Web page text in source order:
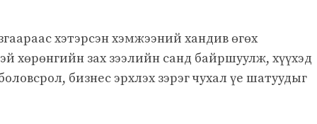
хэтэрсэн хэмжээний хандив өгөх
хөрөнгийн зах зээлийн санд байршуулж, хүүхэд
бизнес эрхлэх зэрэг чухал үе шатуудыг